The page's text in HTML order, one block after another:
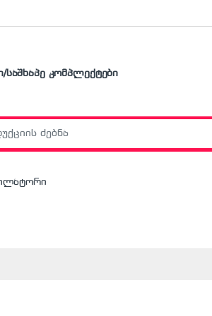
საშხაპე კომპლექტები